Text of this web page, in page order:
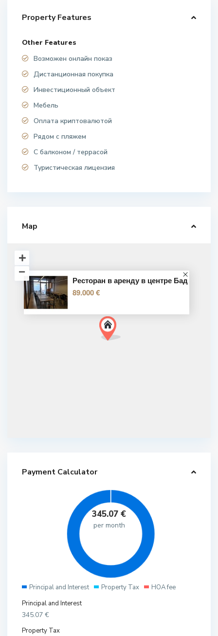
Property Features
Other Features
Возможен онлайн показ
Дистанционная покупка
Инвестиционный объект
Мебель
Оплата криптовалютой
Рядом с пляжем
С балконом / террасой
Туристическая лицензия
Map
Ресторан в аренду в центре Бад
89.000 €
Payment Calculator
345.07 €
per month
Principal and Interest Property Tax
HOA fee
Principal and Interest
345.07 €
Property Tax